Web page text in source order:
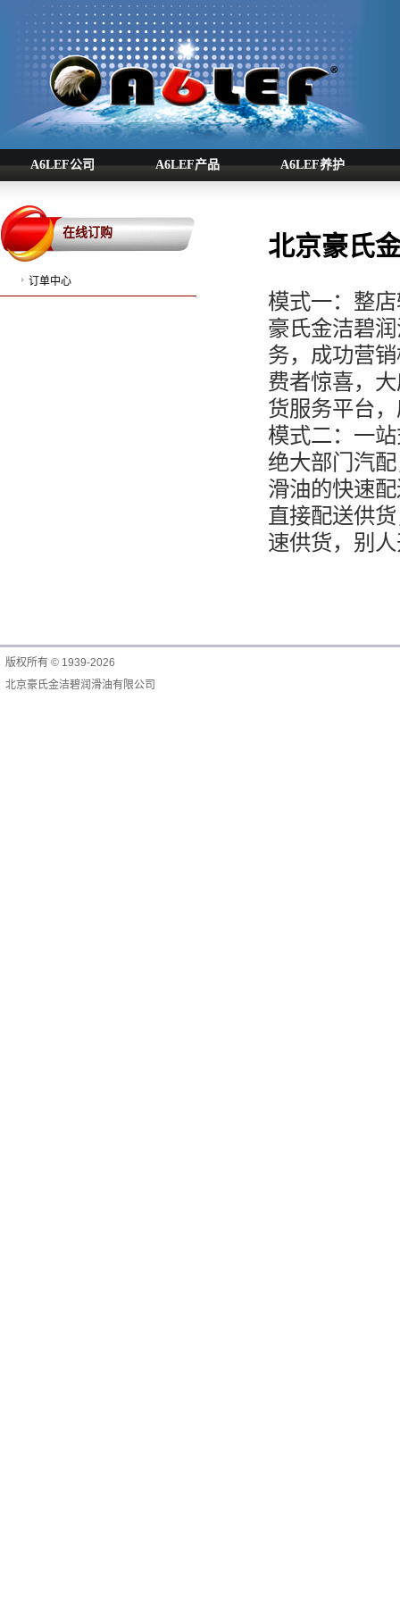
A6LEF公司 A6LEF产品 A6LEF养护
在线订购
订单中心
北京豪氏
模式一：整
豪氏金洁碧
务，成功营
费者惊喜，
货服务平台
模式二：一
绝大部门汽
滑油的快速
直接配送供
速供货，别
版权所有 © 1939-2026
北京豪氏金洁碧润滑油有限公司